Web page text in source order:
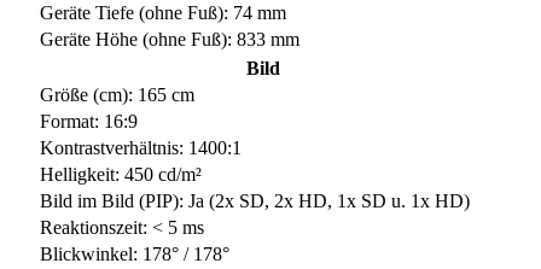
Geräte Tiefe (ohne Fuß): 74 mm
Geräte Höhe (ohne Fuß): 833 mm
Bild
Größe (cm): 165 cm
Format: 16:9
Kontrastverhältnis: 1400:1
Helligkeit: 450 cd/m²
Bild im Bild (PIP): Ja (2x SD, 2x HD, 1x SD u. 1x HD)
Reaktionszeit: < 5 ms
Blickwinkel: 178° / 178°